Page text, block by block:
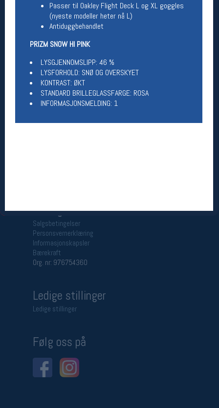
Passer til Oakley Flight Deck L og XL goggles
(nyeste modeller heter nå L)
Antiduggbehandlet
PRIZM SNOW HI PINK
LYSGJENNOMSLIPP: 46 %
LYSFORHOLD: SNØ OG OVERSKYET
KONTRAST: ØKT
STANDARD BRILLEGLASSFARGE: ROSA
INFORMASJONSMELDING: 1
Lørdag:
11-16
Team Oslo Sportslager
Magasinet
Medlemstilbud og aktiviteter
MELD DEG INN GRATIS
Betingelser
Salgsbetingelser
Personsvernerklæring
Informasjonskapsler
Bærekraft
Org. nr: 976754360
Ledige stillinger
Ledige stillinger
Følg oss på